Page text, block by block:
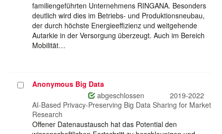
familiengeführten Unternehmens RINGANA. Besonders
deutlich wird dies im Betriebs- und Produktionsneubau,
der durch höchste Energieeffizienz und weitgehende
Autarkie in der Versorgung überzeugt. Auch im Bereich
Mobilität…
ProjektAnonymous Big Data
abgeschlossen
2019-2022
AI-Based Privacy-Preserving Big Data Sharing for Market
Research
Offener Datenaustausch hat das Potential den